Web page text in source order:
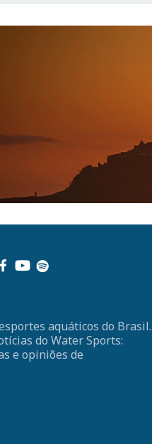
aquáticos do Brasil.
do Water Sports:
e opiniões de